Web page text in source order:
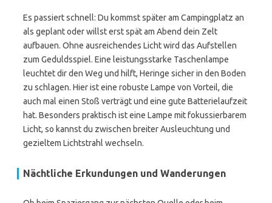
Es passiert schnell: Du kommst später am Campingplatz an
als geplant oder willst erst spät am Abend dein Zelt
aufbauen. Ohne ausreichendes Licht wird das Aufstellen
zum Geduldsspiel. Eine leistungsstarke Taschenlampe
leuchtet dir den Weg und hilft, Heringe sicher in den Boden
zu schlagen. Hier ist eine robuste Lampe von Vorteil, die
auch mal einen Stoß verträgt und eine gute Batterielaufzeit
hat. Besonders praktisch ist eine Lampe mit fokussierbarem
Licht, so kannst du zwischen breiter Ausleuchtung und
gezieltem Lichtstrahl wechseln.
Nächtliche Erkundungen und Wanderungen